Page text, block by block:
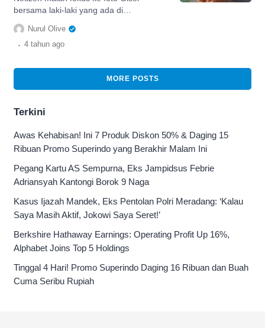
bersama laki-laki yang ada di
sampingnya. Bahkan netizen mengira
bahwa pria tersebut adalah Bebi Romeo.
Nurul Olive
. 4 tahun ago
MORE POSTS
Terkini
Awas Kehabisan! Ini 7 Produk Diskon 50% & Daging 15
Ribuan Promo Superindo yang Berakhir Malam Ini
Pegang Kartu AS Sempurna, Eks Jampidsus Febrie
Adriansyah Kantongi Borok 9 Naga
Kasus Ijazah Mandek, Eks Pentolan Polri Meradang: ‘Kalau
Saya Masih Aktif, Jokowi Saya Seret!’
Berkshire Hathaway Earnings: Operating Profit Up 16%,
Alphabet Joins Top 5 Holdings
Tinggal 4 Hari! Promo Superindo Daging 16 Ribuan dan Buah
Cuma Seribu Rupiah